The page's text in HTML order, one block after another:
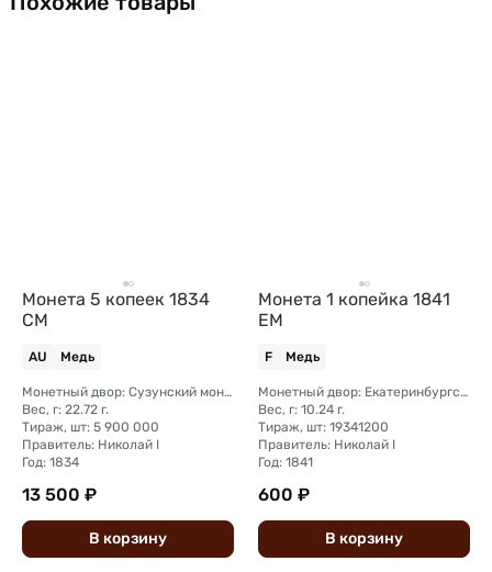
Монета 5 копеек 1834
СМ
AU Медь
Монетный двор: Сузунский монетный двор (Сибирь)
Вес, г: 22.72 г.
Тираж, шт: 5 900 000
Правитель: Николай I
Год: 1834
13 500 ₽
В корзину
Монета 1 копейка 1841
ЕМ
F Медь
Монетный двор: Екатеринбургский монетный двор
Вес, г: 10.24 г.
Тираж, шт: 19341200
Правитель: Николай I
Год: 1841
600 ₽
В корзину